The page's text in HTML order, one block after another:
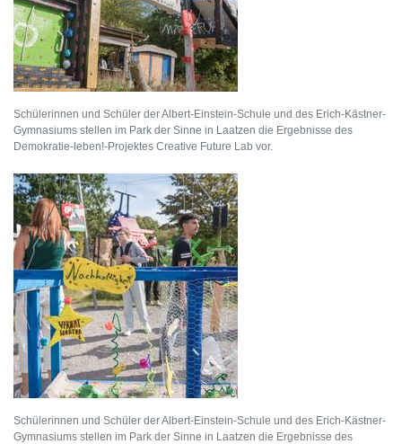
Schülerinnen und Schüler der Albert-Einstein-Schule und des Erich-Kästner-
Gymnasiums stellen im Park der Sinne in Laatzen die Ergebnisse des
Demokratie-leben!-Projektes Creative Future Lab vor.
Schülerinnen und Schüler der Albert-Einstein-Schule und des Erich-Kästner-
Gymnasiums stellen im Park der Sinne in Laatzen die Ergebnisse des